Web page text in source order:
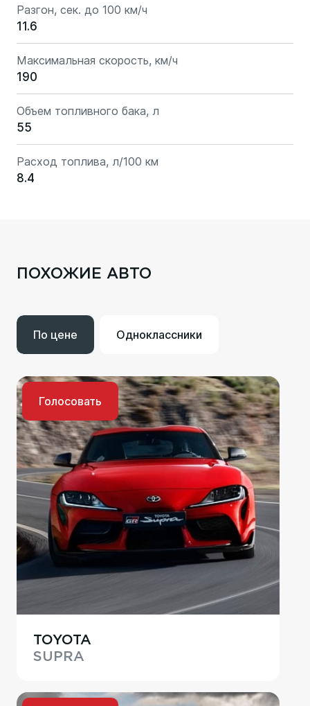
Разгон, сек. до 100 км/ч
11.6
Максимальная скорость, км/ч
190
Объем топливного бака, л
55
Расход топлива, л/100 км
8.4
ПОХОЖИЕ АВТО
По цене Одноклассники
Голосовать
TOYOTA
SUPRA